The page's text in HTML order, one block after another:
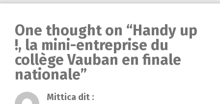
One thought on “Handy up
!, la mini-entreprise du
collège Vauban en finale
nationale”
Mittica dit :